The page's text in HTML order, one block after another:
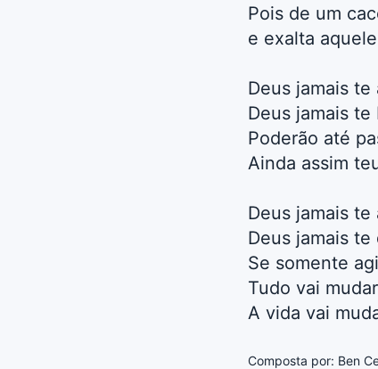
Pois de um
e exalta
Deus jamais te
Deus jamais te
Poderão até
Ainda assim
Deus jamais te
Deus jamais te
Se somente
Tudo vai
A vida vai
Composta por: Ben